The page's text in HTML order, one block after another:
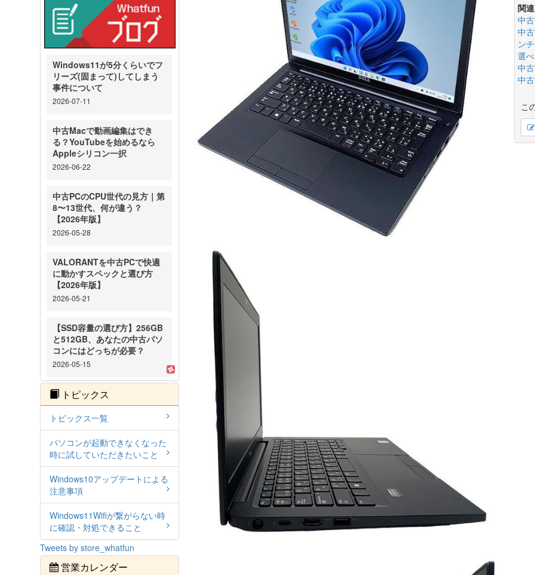
関
中
中
ン
選
中
中
こ
Windows11が5分くらいでフ
リーズ(固まって)してしまう
事件について
2026-07-11
中古Macで動画編集はでき
る？YouTubeを始めるなら
Appleシリコン一択
2026-06-22
中古PCのCPU世代の見方｜第
8〜13世代、何が違う？
【2026年版】
2026-05-28
VALORANTを中古PCで快適
に動かすスペックと選び方
【2026年版】
2026-05-21
【SSD容量の選び方】256GB
と512GB、あなたの中古パソ
コンにはどっちが必要？
2026-05-15
トピックス
トピックス一覧
パソコンが起動できなくなった
時に試していただきたいこと
Windows10アップデートによる
注意事項
Windows11Wifiが繋がらない時
に確認・対処できること
Tweets by store_whatfun
営業カレンダー